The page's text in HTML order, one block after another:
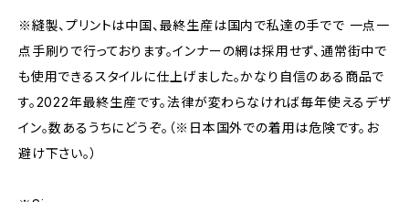
※縫製、プリントは中国、最終生産は国内で私達の手でで 一点一
点手刷りで行っております。インナーの網は採用せず、通常街中で
も使用できるスタイルに仕上げました。かなり自信のある商品で
す。2022年最終生産です。法律が変わらなければ毎年使えるデザ
イン。数あるうちにどうぞ。（※日本国外での着用は危険です。お
避け下さい。）